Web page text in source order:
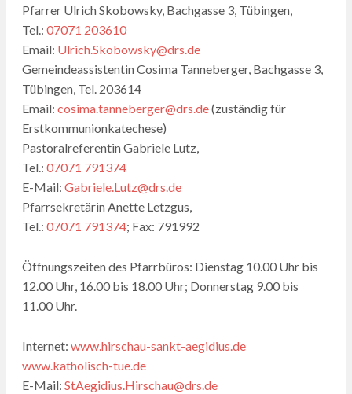
Pfarrer Ulrich Skobowsky, Bachgasse 3, Tübingen,
Tel.: 07071 203610
Email: Ulrich.Skobowsky@drs.de
Gemeindeassistentin Cosima Tanneberger, Bachgasse 3,
Tübingen, Tel. 203614
Email: cosima.tanneberger@drs.de(zuständig für
Erstkommunionkatechese)
Pastoralreferentin Gabriele Lutz,
Tel.: 07071 791374
E-Mail: Gabriele.Lutz@drs.de
Pfarrsekretärin Anette Letzgus,
Tel.: 07071 791374; Fax: 791992
Öffnungszeiten des Pfarrbüros: Dienstag 10.00 Uhr bis
12.00 Uhr, 16.00 bis 18.00 Uhr; Donnerstag 9.00 bis
11.00 Uhr.
Internet: www.hirschau-sankt-aegidius.de
www.katholisch-tue.de
E-Mail: StAegidius.Hirschau@drs.de